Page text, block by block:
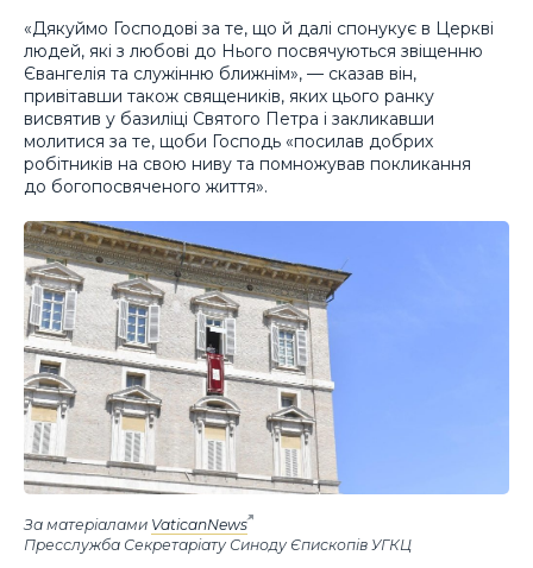
«Дякуймо Господові за те, що й далі спонукує в Церкві
людей, які з любові до Нього посвячуються звіщенню
Євангелія та служінню ближнім», — сказав він,
привітавши також священиків, яких цього ранку
висвятив у базиліці Святого Петра і закликавши
молитися за те, щоби Господь «посилав добрих
робітників на свою ниву та помножував покликання
до богопосвяченого життя».
За матеріалами VaticanNews
Пресслужба Секретаріату Синоду Єпископів УГКЦ